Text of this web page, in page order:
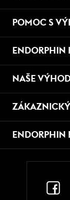
POMOC S
ENDORPHIN
NAŠE
ZÁKAZNICKÝ
ENDORPHIN